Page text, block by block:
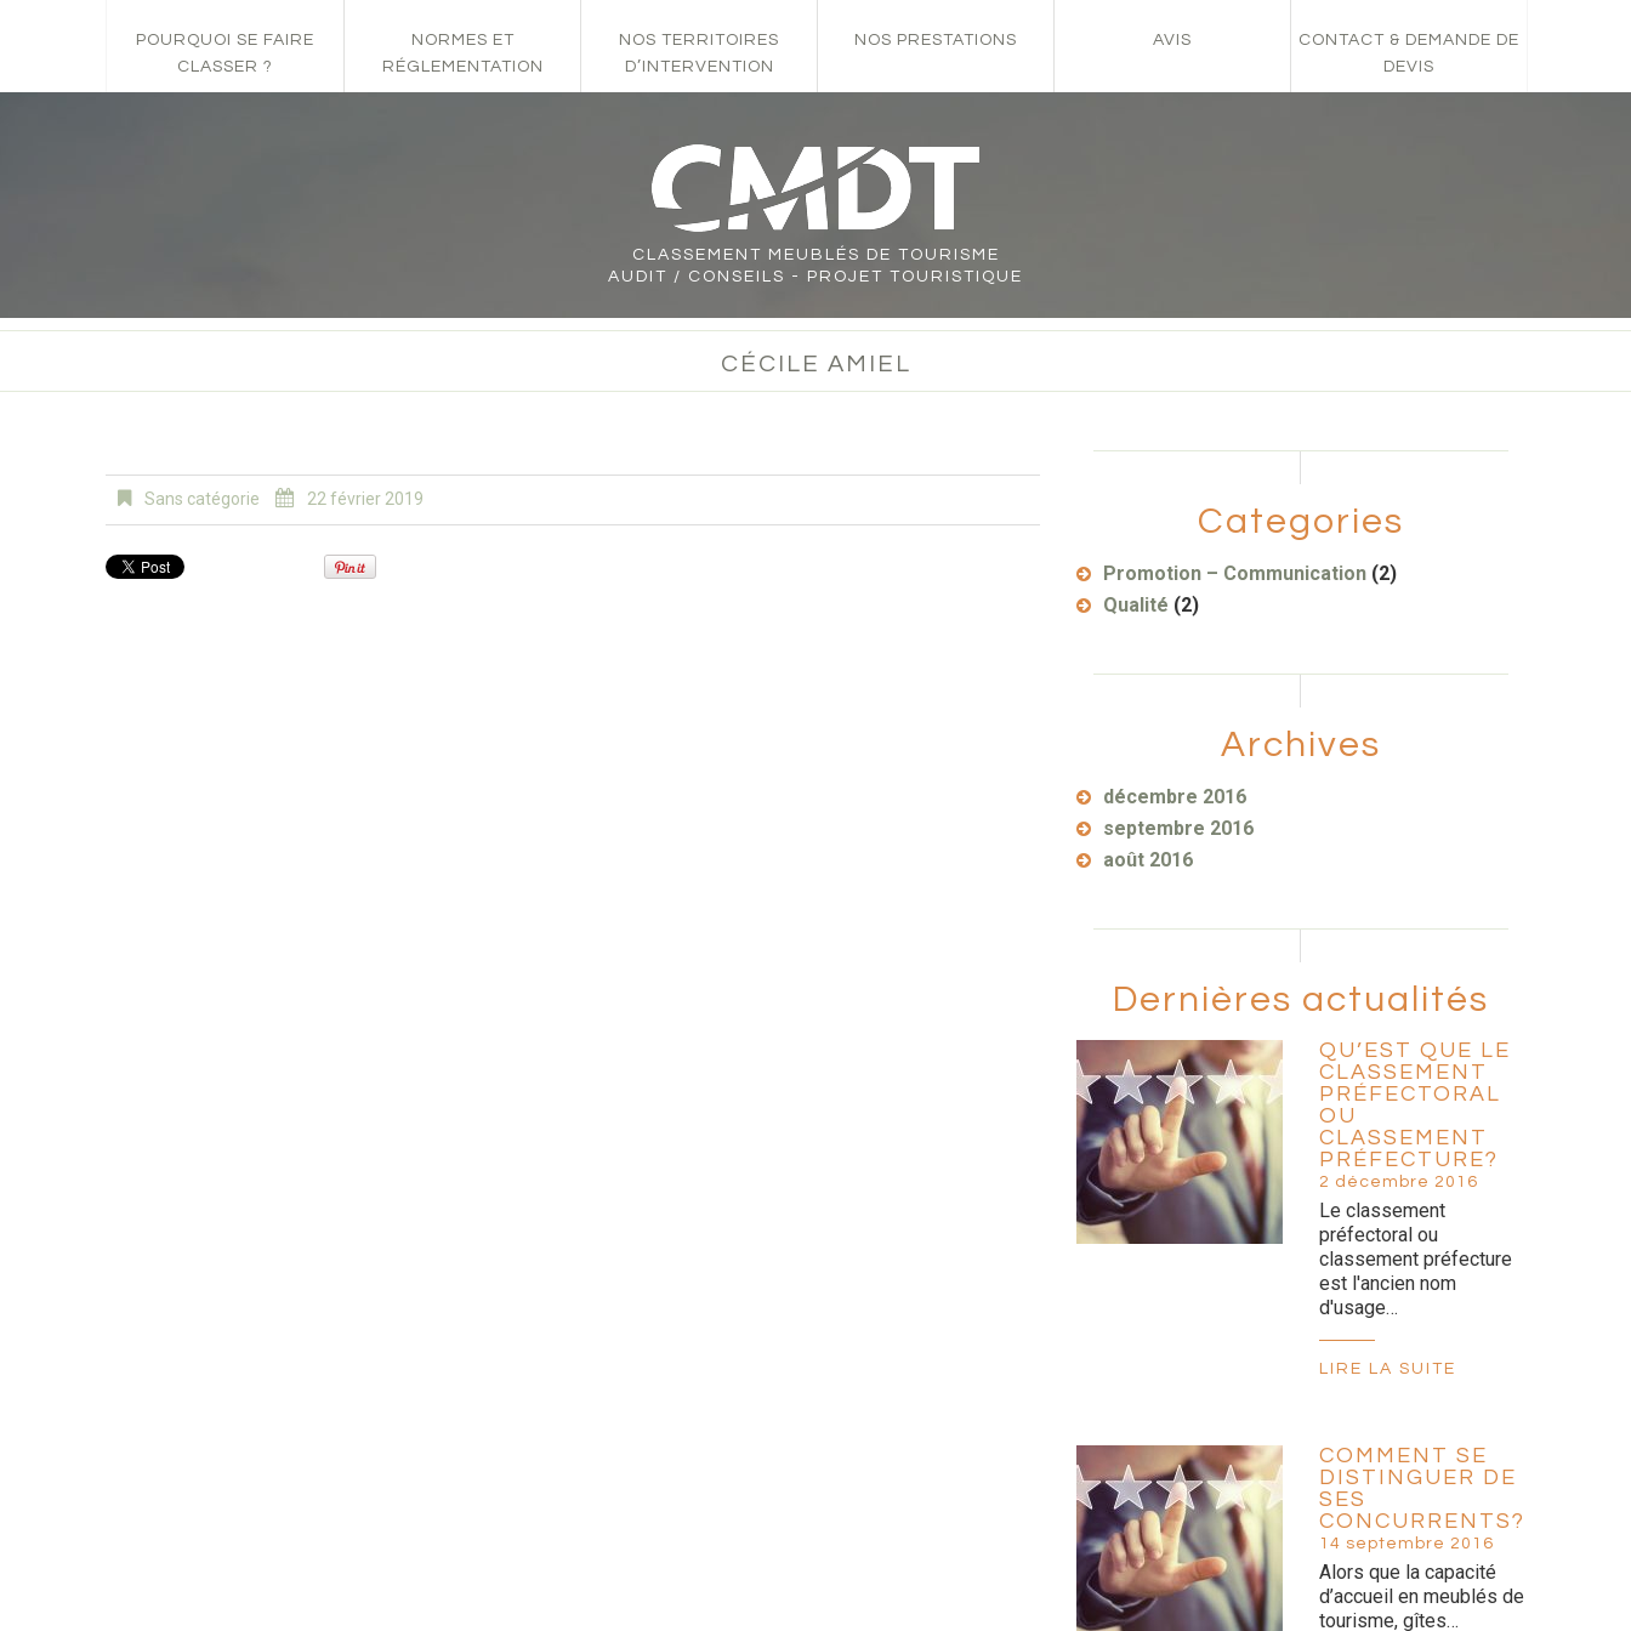
POURQUOI SE FAIRE
CLASSER ?
NORMES ET
RÉGLEMENTATION
NOS TERRITOIRES
D’INTERVENTION
NOS PRESTATIONS AVIS
CONTACT & DEMANDE DE
DEVIS
CLASSEMENT
MEUBLÉS DE TOURISME
AUDIT / CONSEILS - PROJET TOURISTIQUE
CÉCILE AMIEL
Sans catégorie 22 février 2019
Categories
Promotion – Communication (2)
Qualité (2)
Archives
décembre 2016
septembre 2016
août 2016
Dernières actualités
QU’EST QUE LE
CLASSEMENT
PRÉFECTORAL
OU
CLASSEMENT
PRÉFECTURE?
2 décembre 2016
Le classement
préfectoral ou
classement préfecture
est l'ancien nom
d'usage…
LIRE LA SUITE
COMMENT SE
DISTINGUER DE
SES
CONCURRENTS?
14 septembre 2016
Alors que la capacité
d’accueil en meublés de
tourisme, gîtes…